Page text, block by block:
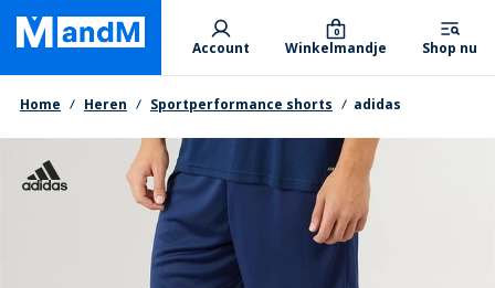
Skip
main
content
Primary departments
Account Winkelmandje
0
Shop nu
Kruimelpad
Home Heren Sportperformance shorts adidas